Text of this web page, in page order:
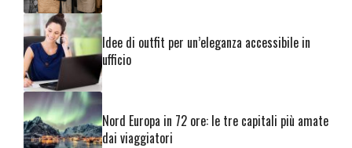
Idee di outfit per un’eleganza accessibile in
ufficio
Nord Europa in 72 ore: le tre capitali più amate
dai viaggiatori